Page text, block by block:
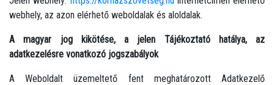
webhely, az azon elérhető weboldalak és aloldalak.
A magyar jog kikötése, a jelen Tájékoztató hatálya, az
adatkezelésre vonatkozó jogszabályok
A Weboldalt üzemeltető fent meghatározott Adatkezelő